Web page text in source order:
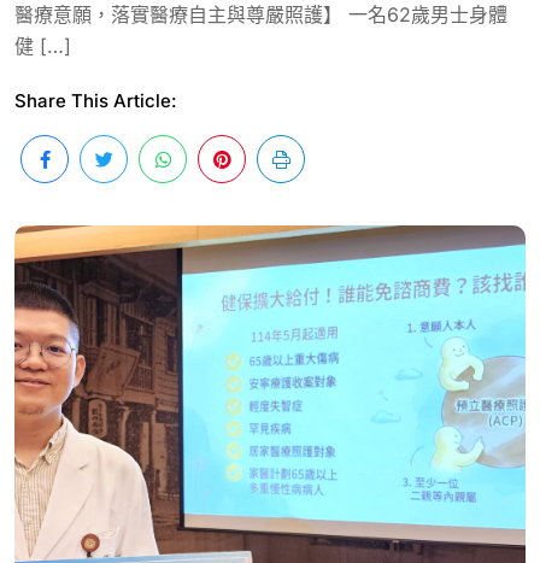
醫療意願，落實醫療自主與尊嚴照護】 一名62歲男士身體
健 […]
Share This Article: